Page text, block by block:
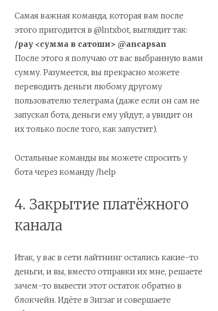
Самая важная команда, которая вам после
этого пригодится в @lntxbot, выглядит так:
/pay <сумма в сатоши> @ancapsan
После этого я получаю от вас выбранную вами
сумму. Разумеется, вы прекрасно можете
переводить деньги любому другому
пользователю телеграма (даже если он сам не
запускал бота, деньги ему уйдут, а увидит он
их только после того, как запустит).
Остальные команды вы можете спросить у
бота через команду /help
4. Закрытие платёжного
канала
Итак, у вас в сети лайтнинг остались какие-то
деньги, и вы, вместо отправки их мне, решаете
зачем-то вывести этот остаток обратно в
блокчейн. Идёте в Зигзаг и совершаете